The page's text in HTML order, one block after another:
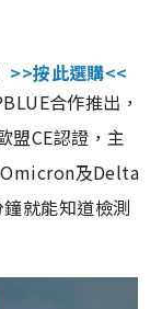
>>按此選購<<
合作推出，
盟CE認證，主
Omicron及Delta
就能知道檢測